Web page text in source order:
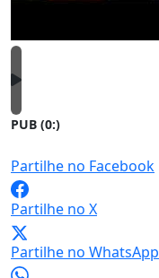
PUB (0:)
Partilhe no Facebook
Partilhe no X
Partilhe no WhatsApp